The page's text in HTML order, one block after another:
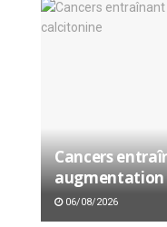
Cancers
augmentation
06/08/2026